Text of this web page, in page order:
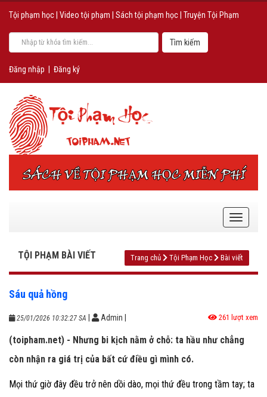
Tội phạm học Video tội phạm Sách tội phạm học Truyện Tội Phạm
Đăng nhập Đăng ký
TỘI PHẠM BÀI VIẾT Trang chủ Tội Phạm Học Bài viết
Sáu quả hồng
25/01/2026 10:32:27 SA Admin 261 lượt xem
(toipham.net) - Nhưng bi kịch nằm ở chỗ: ta hầu như chẳng
còn nhận ra giá trị của bất cứ điều gì mình có.
Mọi thứ giờ đây đều trở nên dồi dào, mọi thứ đều trong tầm tay; ta